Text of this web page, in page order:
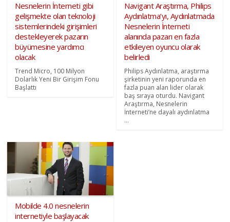
Nesnelerin İnterneti gibi
gelişmekte olan teknoloji
sistemlerindeki girişimleri
destekleyerek pazarın
büyümesine yardımcı
olacak
Trend Micro, 100 Milyon
Dolarlık Yeni Bir Girişim Fonu
Başlattı
Navigant Araştırma, Philips
Aydınlatma’yı, Aydınlatmada
Nesnelerin İnterneti
alanında pazarı en fazla
etkileyen oyuncu olarak
belirledi
Philips Aydınlatma, araştırma
şirketinin yeni raporunda en
fazla puan alan lider olarak
baş sıraya oturdu. Navigant
Araştırma, Nesnelerin
İnterneti’ne dayalı aydınlatma
...
Mobilde 4.0 nesnelerin
internetiyle başlayacak